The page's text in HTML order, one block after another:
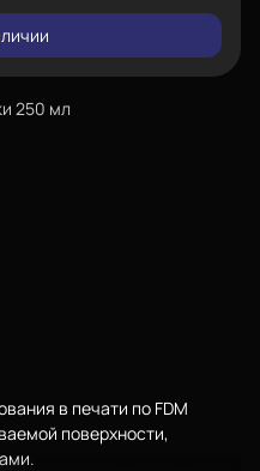
250 мл
в печати по FDM
поверхности,